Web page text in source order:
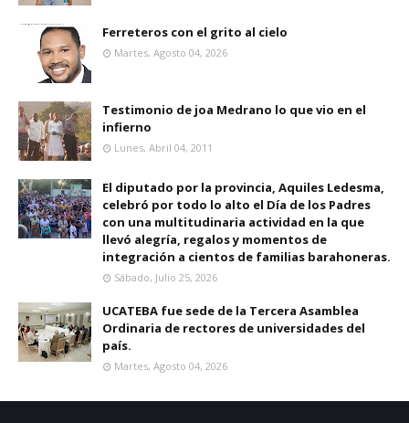
Ferreteros con el grito al cielo
Martes, Agosto 04, 2026
Testimonio de joa Medrano lo que vio en el
infierno
Lunes, Abril 04, 2011
El diputado por la provincia, Aquiles Ledesma,
celebró por todo lo alto el Día de los Padres
con una multitudinaria actividad en la que
llevó alegría, regalos y momentos de
integración a cientos de familias barahoneras.
Sábado, Julio 25, 2026
UCATEBA fue sede de la Tercera Asamblea
Ordinaria de rectores de universidades del
país.
Martes, Agosto 04, 2026